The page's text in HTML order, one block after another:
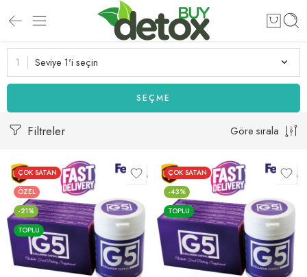
Seviye 1'i seçin
SEÇME
Filtreler Göre sırala
ÇOK SATAN
ÖZEL
-21%
TOPLU
ÇOK SATAN
-43%
TOPLU